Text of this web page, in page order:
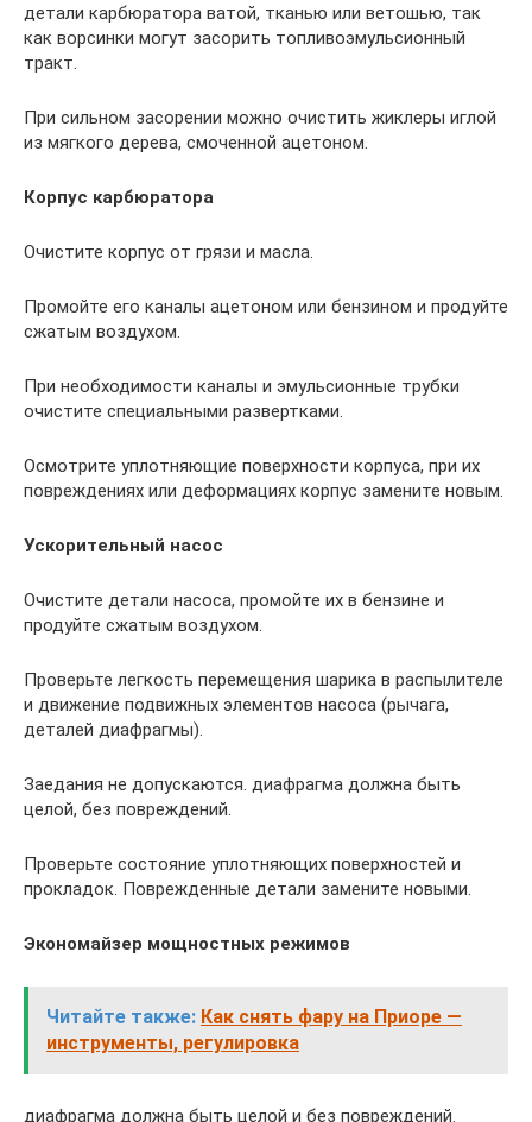
детали карбюратора ватой, тканью или ветошью, так
как ворсинки могут засорить топливоэмульсионный
тракт.
При сильном засорении можно очистить жиклеры иглой
из мягкого дерева, смоченной ацетоном.
Корпус карбюратора
Очистите корпус от грязи и масла.
Промойте его каналы ацетоном или бензином и продуйте
сжатым воздухом.
При необходимости каналы и эмульсионные трубки
очистите специальными развертками.
Осмотрите уплотняющие поверхности корпуса, при их
повреждениях или деформациях корпус замените новым.
Ускорительный насос
Очистите детали насоса, промойте их в бензине и
продуйте сжатым воздухом.
Проверьте легкость перемещения шарика в распылителе
и движение подвижных элементов насоса (рычага,
деталей диафрагмы).
Заедания не допускаются. диафрагма должна быть
целой, без повреждений.
Проверьте состояние уплотняющих поверхностей и
прокладок. Поврежденные детали замените новыми.
Экономайзер мощностных режимов
Читайте также: Как снять фару на Приоре —
инструменты, регулировка
диафрагма должна быть целой и без повреждений.